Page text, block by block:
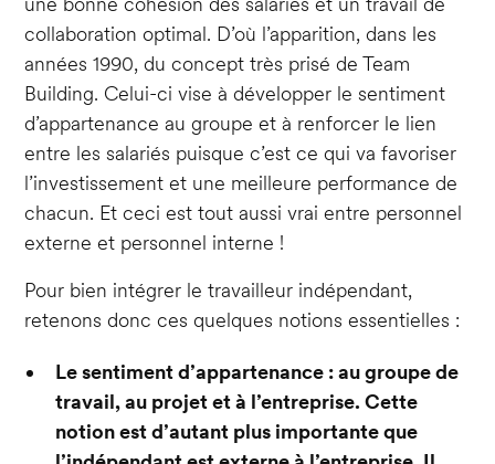
collaboration optimal. D’où l’apparition, dans les
années 1990, du concept très prisé de Team
Building. Celui-ci vise à développer le sentiment
d’appartenance au groupe et à renforcer le lien
entre les salariés puisque c’est ce qui va favoriser
l’investissement et une meilleure performance de
chacun. Et ceci est tout aussi vrai entre personnel
externe et personnel interne !
Pour bien intégrer le travailleur indépendant,
retenons donc ces quelques notions essentielles :
Le sentiment d’appartenance : au groupe de
travail, au projet et à l’entreprise. Cette
notion est d’autant plus importante que